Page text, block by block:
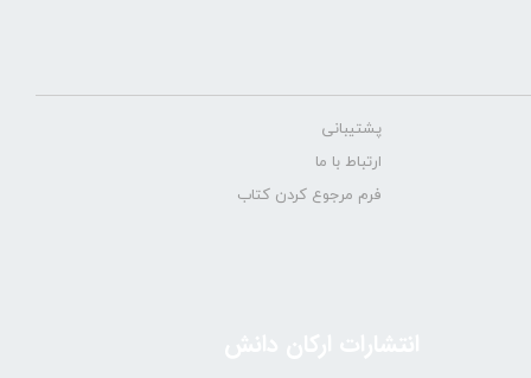
پشتیبانی
ارتباط با ما
فرم مرجوع کردن کتاب